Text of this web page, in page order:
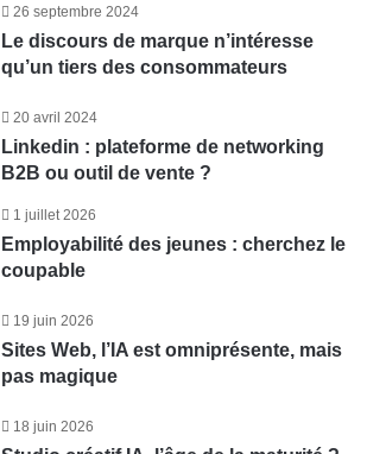
26 septembre 2024
Le discours de marque n’intéresse
qu’un tiers des consommateurs
20 avril 2024
Linkedin : plateforme de networking
B2B ou outil de vente ?
1 juillet 2026
Employabilité des jeunes : cherchez le
coupable
19 juin 2026
Sites Web, l’IA est omniprésente, mais
pas magique
18 juin 2026